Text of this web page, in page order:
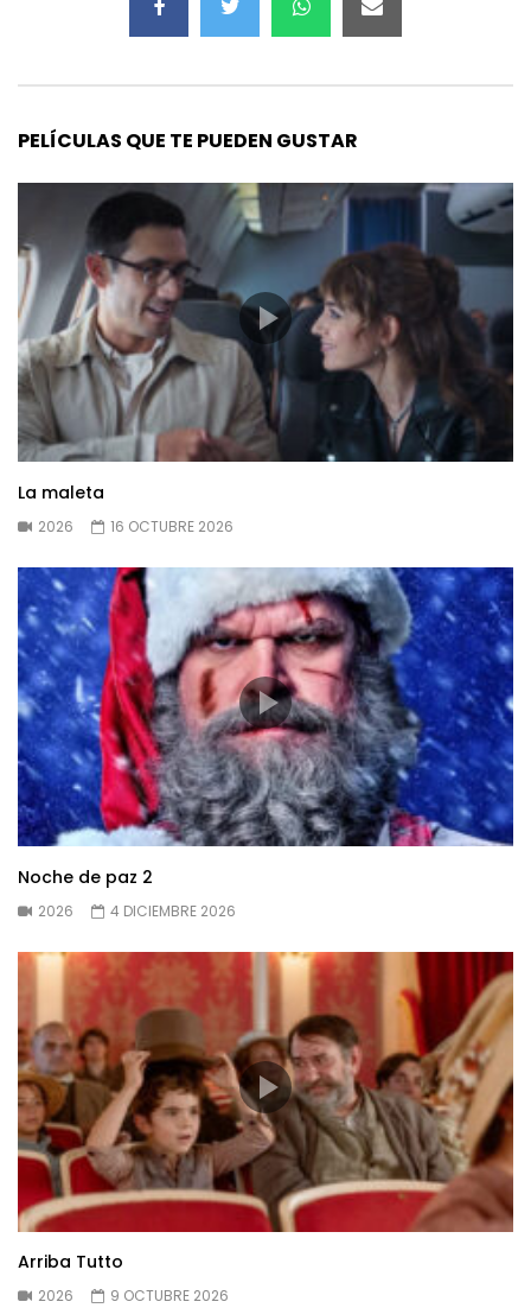
PELÍCULAS QUE TE PUEDEN GUSTAR
La maleta
2026 16 OCTUBRE 2026
Noche de paz 2
2026 4 DICIEMBRE 2026
Arriba Tutto
2026 9 OCTUBRE 2026